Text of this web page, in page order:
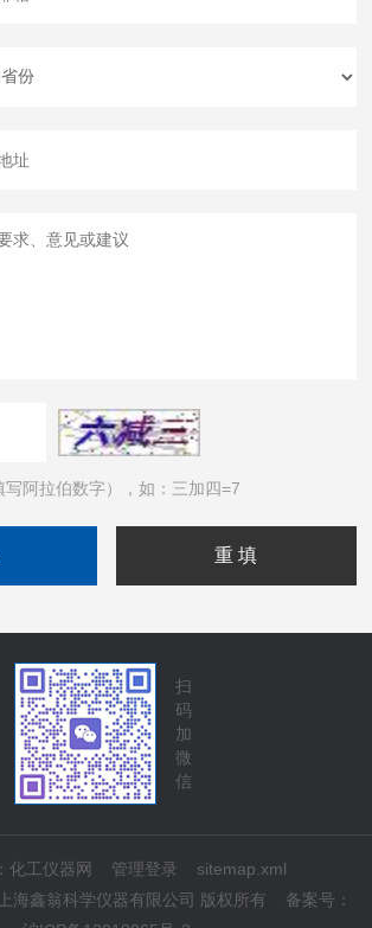
阿拉伯数字），如：三加四=7
扫
码
加
微
信
化工仪器网 管理登录
sitemap.xml
海鑫翁科学仪器有限公司 版权所有 备案号：